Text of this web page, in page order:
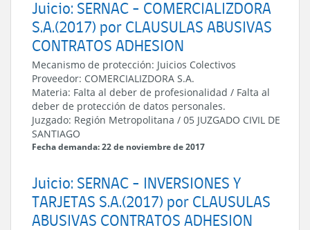
Juicio: SERNAC - COMERCIALIZDORA
S.A.(2017) por CLAUSULAS ABUSIVAS
CONTRATOS ADHESION
Mecanismo de protección: Juicios Colectivos
Proveedor: COMERCIALIZDORA S.A.
Materia: Falta al deber de profesionalidad / Falta al
deber de protección de datos personales.
Juzgado: Región Metropolitana / 05 JUZGADO CIVIL DE
SANTIAGO
Fecha demanda: 22 de noviembre de 2017
Juicio: SERNAC - INVERSIONES Y
TARJETAS S.A.(2017) por CLAUSULAS
ABUSIVAS CONTRATOS ADHESION